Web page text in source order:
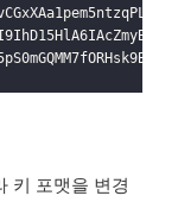
키 포맷을 변경